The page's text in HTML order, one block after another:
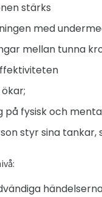
stärks
med
mellan tunna
på fysisk och
styr sina